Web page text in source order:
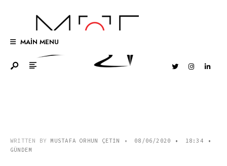
contentMAIN MENU
WRITTEN BY MUSTAFA ORHUN ÇETIN • 08/06/2020 • 18:34
•
GÜNDEM